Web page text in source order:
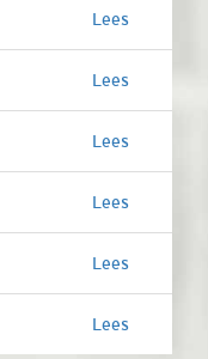
Lees
Lees
Lees
Lees
Lees
Lees